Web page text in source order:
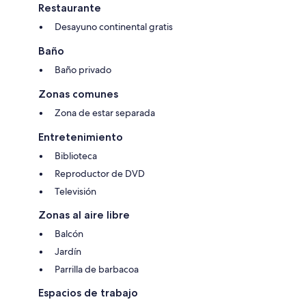
Restaurante
Desayuno continental gratis
Baño
Baño privado
Zonas comunes
Zona de estar separada
Entretenimiento
Biblioteca
Reproductor de DVD
Televisión
Zonas al aire libre
Balcón
Jardín
Parrilla de barbacoa
Espacios de trabajo